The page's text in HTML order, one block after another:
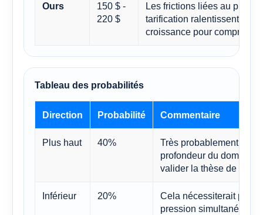
Ours
150 $ -
220 $
Les frictions liées au
tarification ralentissent
croissance pour comprimer
Tableau des probabilités
Direction Probabilité Commentaire
Plus haut 40%
Très probablement, si
profondeur du domaine
valider la thèse de la
Inférieur 20%
Cela nécessiterait
pression simultanées